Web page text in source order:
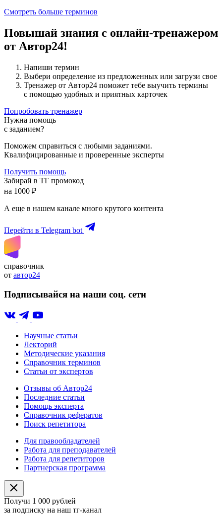
Смотреть больше терминов
Повышай знания с онлайн-тренажером
от Автор24!
Напиши термин
Выбери определение из предложенных или загрузи свое
Тренажер от Автор24 поможет тебе выучить термины
с помощью удобных и приятных карточек
Попробовать тренажер
Нужна помощь
с заданием?
Поможем справиться с любыми заданиями.
Квалифицированные и проверенные эксперты
Получить помощь
Забирай в ТГ промокод
на 1000 ₽
А еще в нашем канале много крутого контента
Перейти в Telegram bot
справочник
от автор24
Подписывайся на наши соц. сети
Научные статьи
Лекторий
Методические указания
Справочник терминов
Статьи от экспертов
Отзывы об Автор24
Последние статьи
Помощь эксперта
Справочник рефератов
Поиск репетитора
Для правообладателей
Работа для преподавателей
Работа для репетиторов
Партнерская программа
Получи 1 000 рублей
за подписку на наш тг-канал